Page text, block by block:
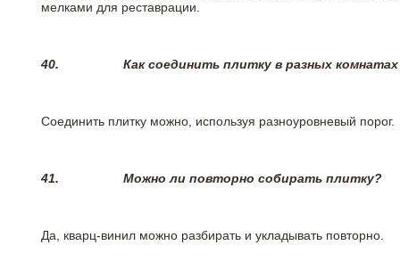
мелками для реставрации.
40. Как соединить плитку в разных
Соединить плитку можно, используя разноуровневый порог.
41. Можно ли повторно собирать плитку?
Да, кварц-винил можно разбирать и укладывать повторно.